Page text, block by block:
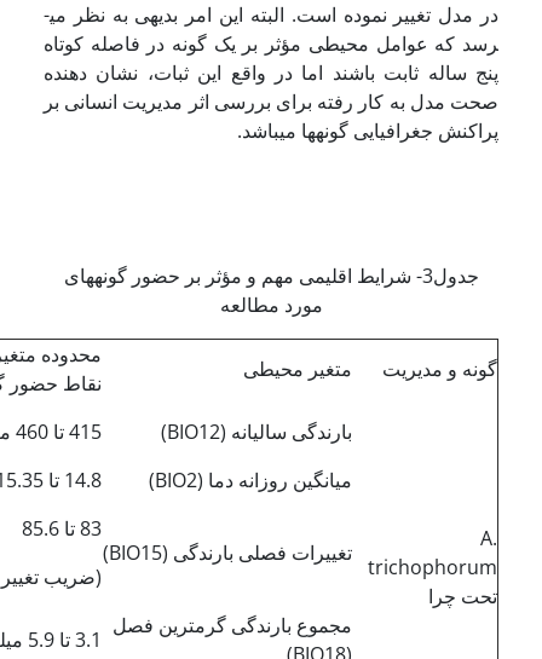
در مدل تغییر نموده است. البته این امر بدیهی به نظر می­
رسد که عوامل محیطی مؤثر بر یک گونه در فاصله کوتاه
پنج ساله ثابت باشند اما در واقع این ثبات، نشان دهنده
صحت مدل به کار رفته برای بررسی اثر مدیریت انسانی بر
پراکنش جغرافیایی گونه­ها می­باشد.
جدول3- شرایط اقلیمی مهم و مؤثر بر حضور گونه­های
مورد مطالعه
گونه و مدیریت متغیر محیطی
محدوده
نقاط حضور
A.
trichophorum
تحت چرا
بارندگی سالیانه (BIO12)
415 تا 460 میلیمتر
میانگین روزانه دما (BIO2)
14.8 تا 15.35 درجه
تغییرات فصلی بارندگی (BIO15)
83 تا 85.6
(ضریب
مجموع بارندگی گرم­ترین فصل
3.1 تا 5.9 میلیمتر